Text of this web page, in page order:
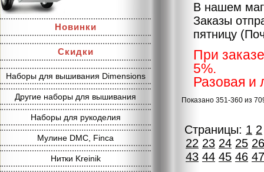
Новинки
Скидки
Наборы для вышивания Dimensions
Другие наборы для вышивания
Наборы для рукоделия
Мулине DMC, Finca
Нитки Kreinik
В нашем
Заказы
пятницу
При
5%.
Разовая и
Показано 351-360 из
Страницы: 1 2
22 23 24 25 26
43 44 45 46 47